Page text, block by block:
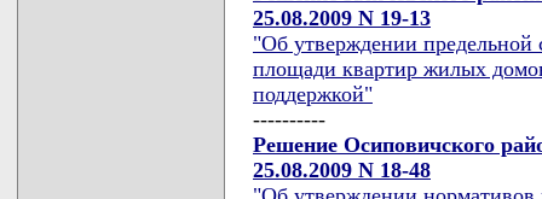
25.08.2009 N 19-13
"Об утверждении предельной
площади квартир жилых
поддержкой"
----------
Решение Осиповичского
25.08.2009 N 18-48